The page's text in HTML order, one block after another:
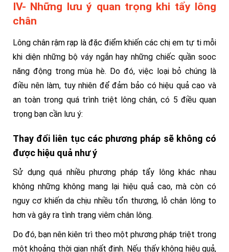
IV- Những lưu ý quan trọng khi tẩy lông
chân
Lông chân rậm rạp là đặc điểm khiến các chị em tự ti mỗi
khi diện những bộ váy ngắn hay những chiếc quần sooc
năng động trong mùa hè. Do đó, việc loại bỏ chúng là
điều nên làm, tuy nhiên để đảm bảo có hiệu quả cao và
an toàn trong quá trình triệt lông chân, có 5 điều quan
trọng bạn cần lưu ý:
Thay đổi liên tục các phương pháp sẽ không có
được hiệu quả như ý
Sử dụng quá nhiều phương pháp tẩy lông khác nhau
không những không mang lại hiệu quả cao, mà còn có
nguy cơ khiến da chịu nhiều tổn thương, lỗ chân lông to
hơn và gây ra tình trạng viêm chân lông.
Do đó, bạn nên kiên trì theo một phương pháp triệt trong
một khoảng thời gian nhất định. Nếu thấy không hiệu quả,